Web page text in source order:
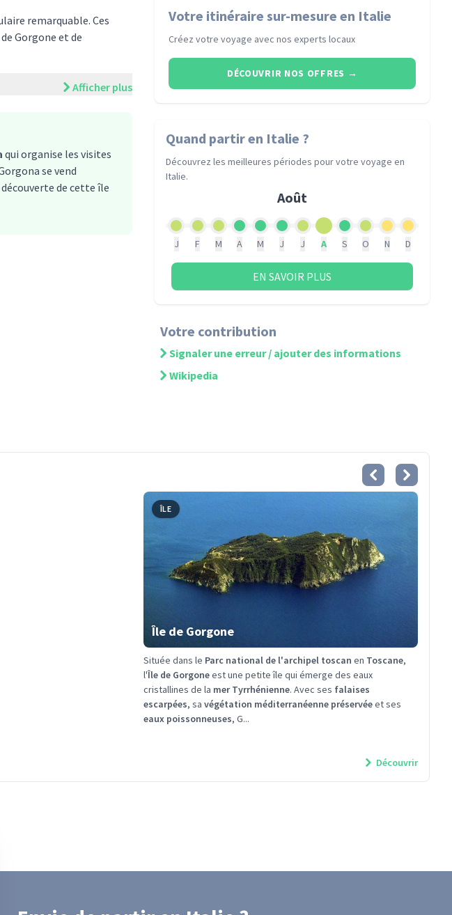
remarquable. Ces
Gorgone et de
Afficher plus
qui organise les visites
se vend
de cette île
Votre itinéraire sur-mesure en Italie
Créez votre voyage avec nos experts locaux
DÉCOUVRIR NOS OFFRES →
Quand partiren Italie ?
Découvrez les meilleures périodes pour votre voyageen
Italie.
Août
J F M A M J J A S O N D
EN SAVOIR PLUS
Votre contribution
Signaler une erreur / ajouter des informations
Wikipedia
ÎLE
Île de Gorgone
Située dans le Parc national de l'archipel toscan en Toscane,
l'Île de Gorgoneest une petite île qui émerge des eaux
cristallines de la mer Tyrrhénienne. Avec ses falaises
escarpées, sa végétation méditerranéenne préservéeet ses
eaux poissonneuses, G...
Découvrir